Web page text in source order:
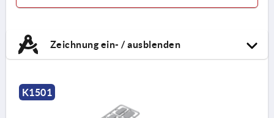
Zeichnung ein- / ausblenden
K1501